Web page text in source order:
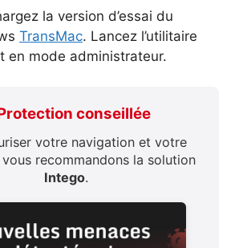
la version d’essai du
TransMac. Lancez l’utilitaire
en mode administrateur.
conseillée
votre navigation et votre
recommandons la solution
Intego.